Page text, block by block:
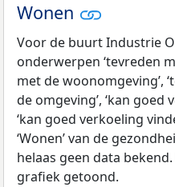
Wonen
Voor de buurt Industrie
onderwerpen ‘tevreden
met de woonomgeving’,
de omgeving’, ‘kan goed
‘kan goed verkoeling
‘Wonen’ van de
helaas geen data
grafiek getoond.